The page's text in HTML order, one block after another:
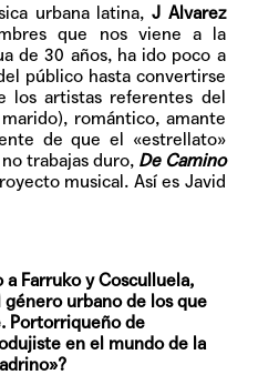
urbana latina, J Alvarez
que nos viene a la
de 30 años, ha ido poco a
público hasta convertirse
los artistas referentes del
romántico, amante
de que el «estrellato»
trabajas duro, De Camino
musical. Así es Javid
a Farruko y Cosculluela,
urbano de los que
Portorriqueño de
en el mundo de la